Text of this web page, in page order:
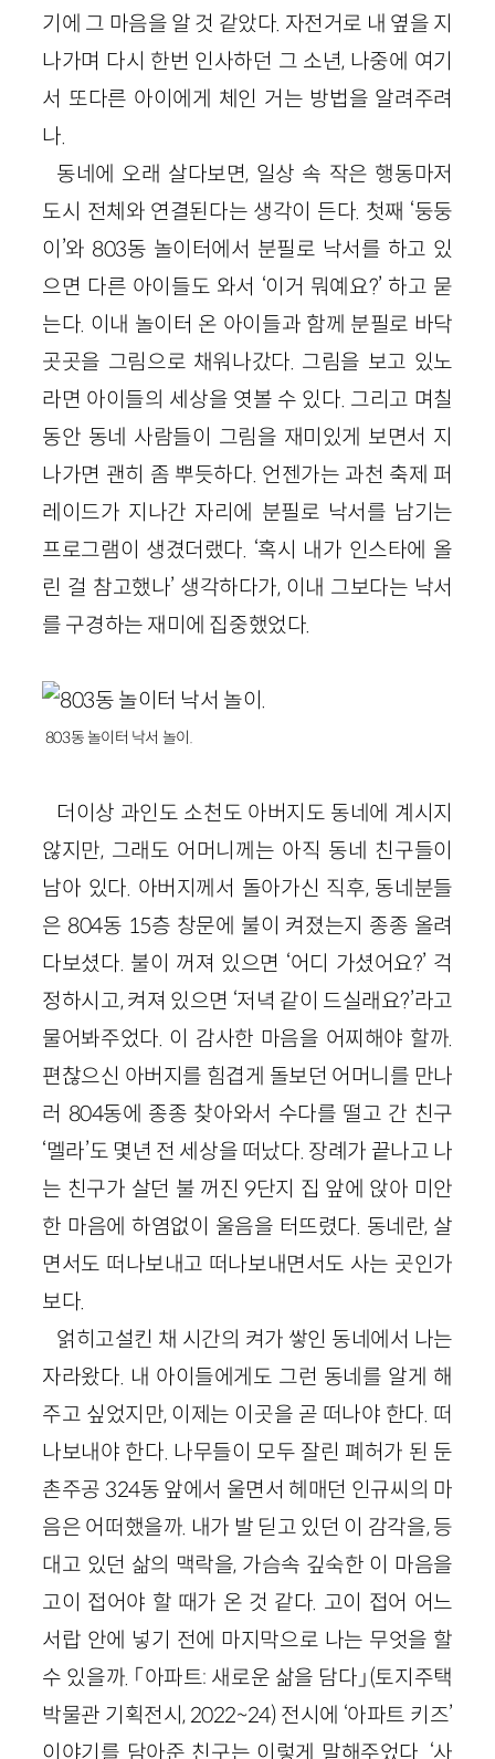
기에 그 마음을 알 것 같았다. 자전거로 내 옆을 지
나가며 다시 한번 인사하던 그 소년, 나중에 여기
서 또다른 아이에게 체인 거는 방법을 알려주려
나.
동네에 오래 살다보면, 일상 속 작은 행동마저
도시 전체와 연결된다는 생각이 든다. 첫째 ‘둥둥
이’와 803동 놀이터에서 분필로 낙서를 하고 있
으면 다른 아이들도 와서 ‘이거 뭐예요?’ 하고 묻
는다. 이내 놀이터 온 아이들과 함께 분필로 바닥
곳곳을 그림으로 채워나갔다. 그림을 보고 있노
라면 아이들의 세상을 엿볼 수 있다. 그리고 며칠
동안 동네 사람들이 그림을 재미있게 보면서 지
나가면 괜히 좀 뿌듯하다. 언젠가는 과천 축제 퍼
레이드가 지나간 자리에 분필로 낙서를 남기는
프로그램이 생겼더랬다. ‘혹시 내가 인스타에 올
린 걸 참고했나’ 생각하다가, 이내 그보다는 낙서
를 구경하는 재미에 집중했었다.
803동 놀이터 낙서 놀이.
더이상 과인도 소천도 아버지도 동네에 계시지
않지만, 그래도 어머니께는 아직 동네 친구들이
남아 있다. 아버지께서 돌아가신 직후, 동네분들
은 804동 15층 창문에 불이 켜졌는지 종종 올려
다보셨다. 불이 꺼져 있으면 ‘어디 가셨어요?’ 걱
정하시고, 켜져 있으면 ‘저녁 같이 드실래요?’라고
물어봐주었다. 이 감사한 마음을 어찌해야 할까.
편찮으신 아버지를 힘겹게 돌보던 어머니를 만나
러 804동에 종종 찾아와서 수다를 떨고 간 친구
‘멜라’도 몇년 전 세상을 떠났다. 장례가 끝나고 나
는 친구가 살던 불 꺼진 9단지 집 앞에 앉아 미안
한 마음에 하염없이 울음을 터뜨렸다. 동네란, 살
면서도 떠나보내고 떠나보내면서도 사는 곳인가
보다.
얽히고설킨 채 시간의 켜가 쌓인 동네에서 나는
자라왔다. 내 아이들에게도 그런 동네를 알게 해
주고 싶었지만, 이제는 이곳을 곧 떠나야 한다. 떠
나보내야 한다. 나무들이 모두 잘린 폐허가 된 둔
촌주공 324동 앞에서 울면서 헤매던 인규씨의 마
음은 어떠했을까. 내가 발 딛고 있던 이 감각을, 등
대고 있던 삶의 맥락을, 가슴속 깊숙한 이 마음을
고이 접어야 할 때가 온 것 같다. 고이 접어 어느
서랍 안에 넣기 전에 마지막으로 나는 무엇을 할
수 있을까. 「아파트: 새로운 삶을 담다」(토지주택
박물관 기획전시, 2022~24) 전시에 ‘아파트 키즈’
이야기를 담아준 친구는 이렇게 말해주었다. ‘사